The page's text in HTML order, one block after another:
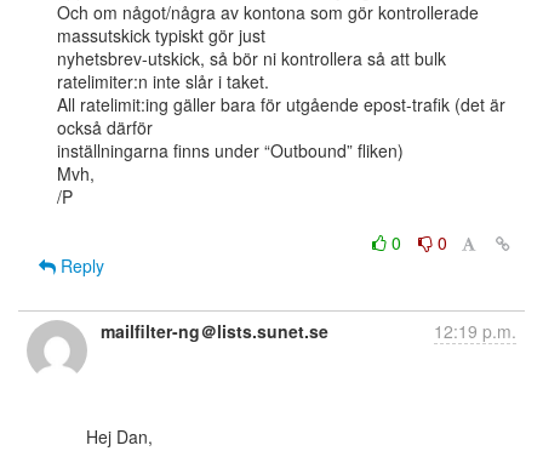
Och om något/några av kontona som gör kontrollerade
massutskick typiskt gör just
nyhetsbrev-utskick, så bör ni kontrollera så att bulk
ratelimiter:n inte slår i taket.
All ratelimit:ing gäller bara för utgående epost-trafik (det är
också därför
inställningarna finns under “Outbound” fliken)
Mvh,
/P
0
0
Reply
mailfilter-ng＠lists.sunet.se 12:19 p.m.